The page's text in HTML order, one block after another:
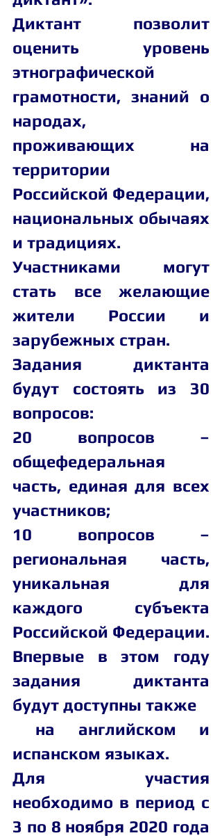
Диктант позволит
оценить уровень
этнографической
грамотности, знаний о
народах,
проживающих на
территории
Российской Федерации,
национальных обычаях
и традициях.
Участниками могут
стать все желающие
жители России и
зарубежных стран.
Задания диктанта
будут состоять из 30
вопросов:
20 вопросов –
общефедеральная
часть, единая для всех
участников;
10 вопросов –
региональная часть,
уникальная для
каждого субъекта
Российской Федерации.
Впервые в этом году
задания диктанта
будут доступны также
испанском языках.
Для участия
необходимо в период с
3 по 8 ноября 2020 года